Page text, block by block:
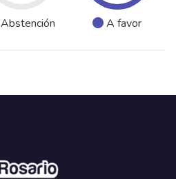
Abstención A favor